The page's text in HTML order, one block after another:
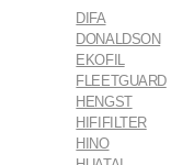
DIFA
DONALDSON
EKOFIL
FLEETGUARD
HENGST
HIFIFILTER
HINO